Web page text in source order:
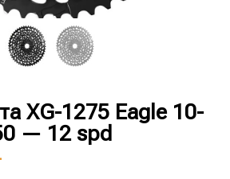
XG-1275 Eagle 10-
— 12 spd